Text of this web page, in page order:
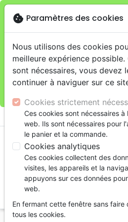
Je veux retirer ma
(Gare de Lyon),
warningCette boutique en ligne est
magasin.
Pour les livraisons à domicile,
commandes sur la boutique La
cookie Paramètres des cookies
Nous utilisons des cookies
meilleure expérience
sont nécessaires, vous devez
continuer à naviguer sur ce
Cookies strictement
Ces cookies sont nécessaires
web. Ils sont nécessaires pour
le panier et la commande.
Cookies analytiques
Ces cookies collectent des
visites, les appareils et la
appuyons sur ces données
web.
En fermant cette fenêtre sans
tous les cookies.